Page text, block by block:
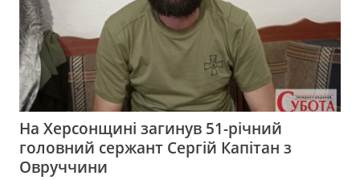
На Херсонщині загинув 51-річний
головний сержант Сергій Капітан з
Овруччини